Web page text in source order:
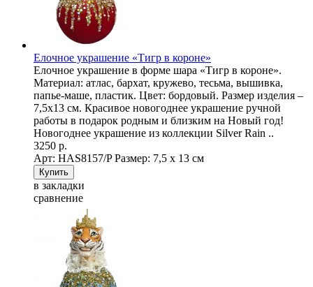
Елочное украшение «Тигр в короне»
Елочное украшение в форме шара «Тигр в короне».
Материал: атлас, бархат, кружево, тесьма, вышивка,
папье-маше, пластик. Цвет: бордовый. Размер изделия –
7,5х13 см. Красивое новогоднее украшение ручной
работы в подарок родным и близким на Новый год!
Новогоднее украшение из коллекции Silver Rain ..
3250 р.
Арт: НAS8157/P Размер: 7,5 х 13 см
в закладки
сравнение